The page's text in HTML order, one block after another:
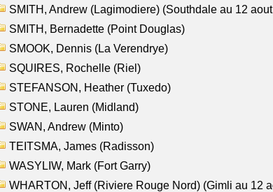
SMITH, Andrew (Lagimodiere) (Southdale au 12
SMITH, Bernadette (Point Douglas)
SMOOK, Dennis (La Verendrye)
SQUIRES, Rochelle (Riel)
STEFANSON, Heather (Tuxedo)
STONE, Lauren (Midland)
SWAN, Andrew (Minto)
TEITSMA, James (Radisson)
WASYLIW, Mark (Fort Garry)
WHARTON, Jeff (Riviere Rouge Nord) (Gimli au 12